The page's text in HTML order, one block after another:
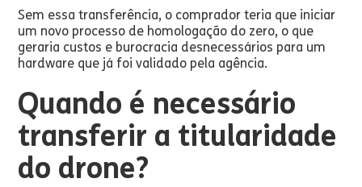
Sem essa transferência, o comprador teria que iniciar
um novo processo de homologação do zero, o que
geraria custos e burocracia desnecessários para um
hardware que já foi validado pela agência.
Quando é necessário
transferir a titularidade
do drone?